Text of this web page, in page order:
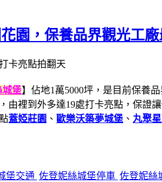
園，保養品界觀光工
城堡】佔地1萬5000坪，是目前保養
裡到外多達19處打卡亮點，保證
蓋婭莊園 、 歐樂沃築夢城堡 、 丸聚
堡交通 佐登妮絲城堡停車 佐登妮絲